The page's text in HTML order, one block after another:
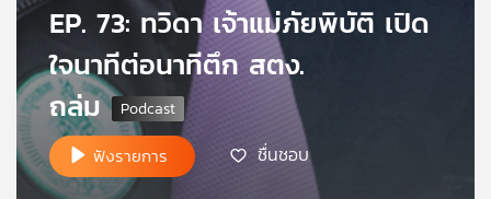
ข่าย
วิทยุ
ไทย
พี
บี
เอส
EP. 73: ทวิดา เจ้าแม่ภัยพิบัติ เปิด
ใจนาทีต่อนาทีตึก สตง.
ถล่ม
ฟังรายการ ชื่นชอบ